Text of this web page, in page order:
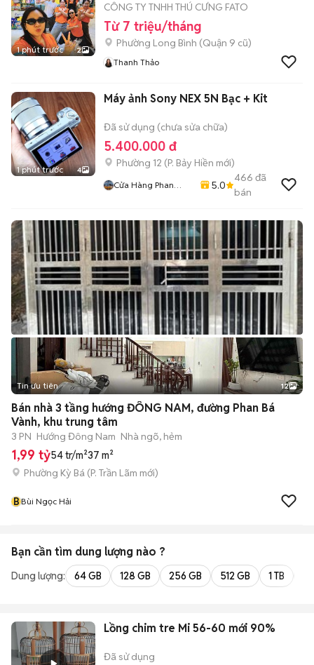
1 phút trước 2
CÔNG TY TNHH THÚ CƯNG FATO
Từ 7 triệu/tháng
Phường Long Bình (Quận 9 cũ)
Thanh Thảo
1 phút trước 4
Máy ảnh Sony NEX 5N Bạc + Kit
Đã sử dụng (chưa sửa chữa)
5.400.000 đ
Phường 12 (P. Bảy Hiền mới)
Cửa Hàng Phan
5.0
466 đã
bán
+2
Tin ưu tiên 12
Bán nhà 3 tầng hướng ĐÔNG NAM, đường Phan Bá
Vành, khu trung tâm
3 PN Hướng Đông Nam Nhà ngõ, hẻm
1,99 tỷ54 tr/m²37 m²
Phường Kỳ Bá (P. Trần Lãm mới)
BBùi Ngọc Hải
Bạn cần tìm dung lượng nào ?
Dung lượng: 64 GB 128 GB 256 GB 512 GB 1 TB
Lồng chim tre Mi 56-60 mới 90%
Đã sử dụng